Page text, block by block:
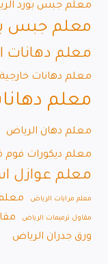
معلم جبس بورد
معلم جبس
معلم دهانات
معلم دهانات
معلم
معلم دهان الرياض
معلم ديكورات فوم
معلم عوازل
معلم مرايات الرياض
مقاول ترميمات الرياض
ورق جدران الرياض